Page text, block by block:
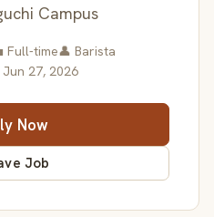
Campus
Full-time👤 Barista
27, 2026
Now
Job